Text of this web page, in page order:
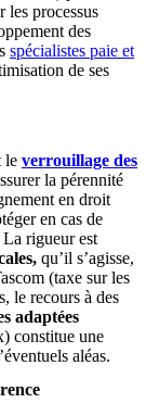
les processus
des
spécialistes paie et
de ses
le verrouillage des
la pérennité
en droit
en cas de
rigueur est
qu’il s’agisse,
(taxe sur les
le recours à des
adaptées
constitue une
aléas.